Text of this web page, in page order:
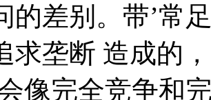
的差别。带’常
求垄断 造成的
像完全竞争和